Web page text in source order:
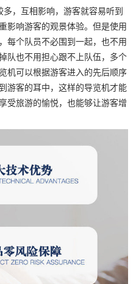
，互相影响，游客就容易听到
影响游客的观景体验。但是使用
每个队员不必围到一起，也不用
队也不用担心跟不上队伍，多个
机可以根据游客进入的先后顺序
游客的耳中，这样的导览机才能
受旅游的愉悦，也能够让游客增